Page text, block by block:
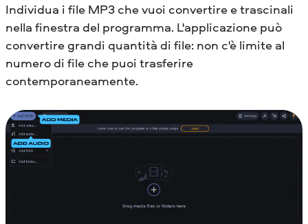
Individua i file MP3 che vuoi convertire e trascinali
nella finestra del programma. L'applicazione può
convertire grandi quantità di file: non c'è limite al
numero di file che puoi trasferire
contemporaneamente.